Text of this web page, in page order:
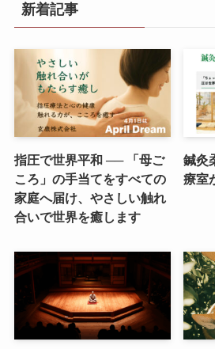
新着記事
指圧で世界平和 ── 「母ご
ころ」の手当てをすべての
家庭へ届け、やさしい触れ
合いで世界を癒します
鍼灸
療室